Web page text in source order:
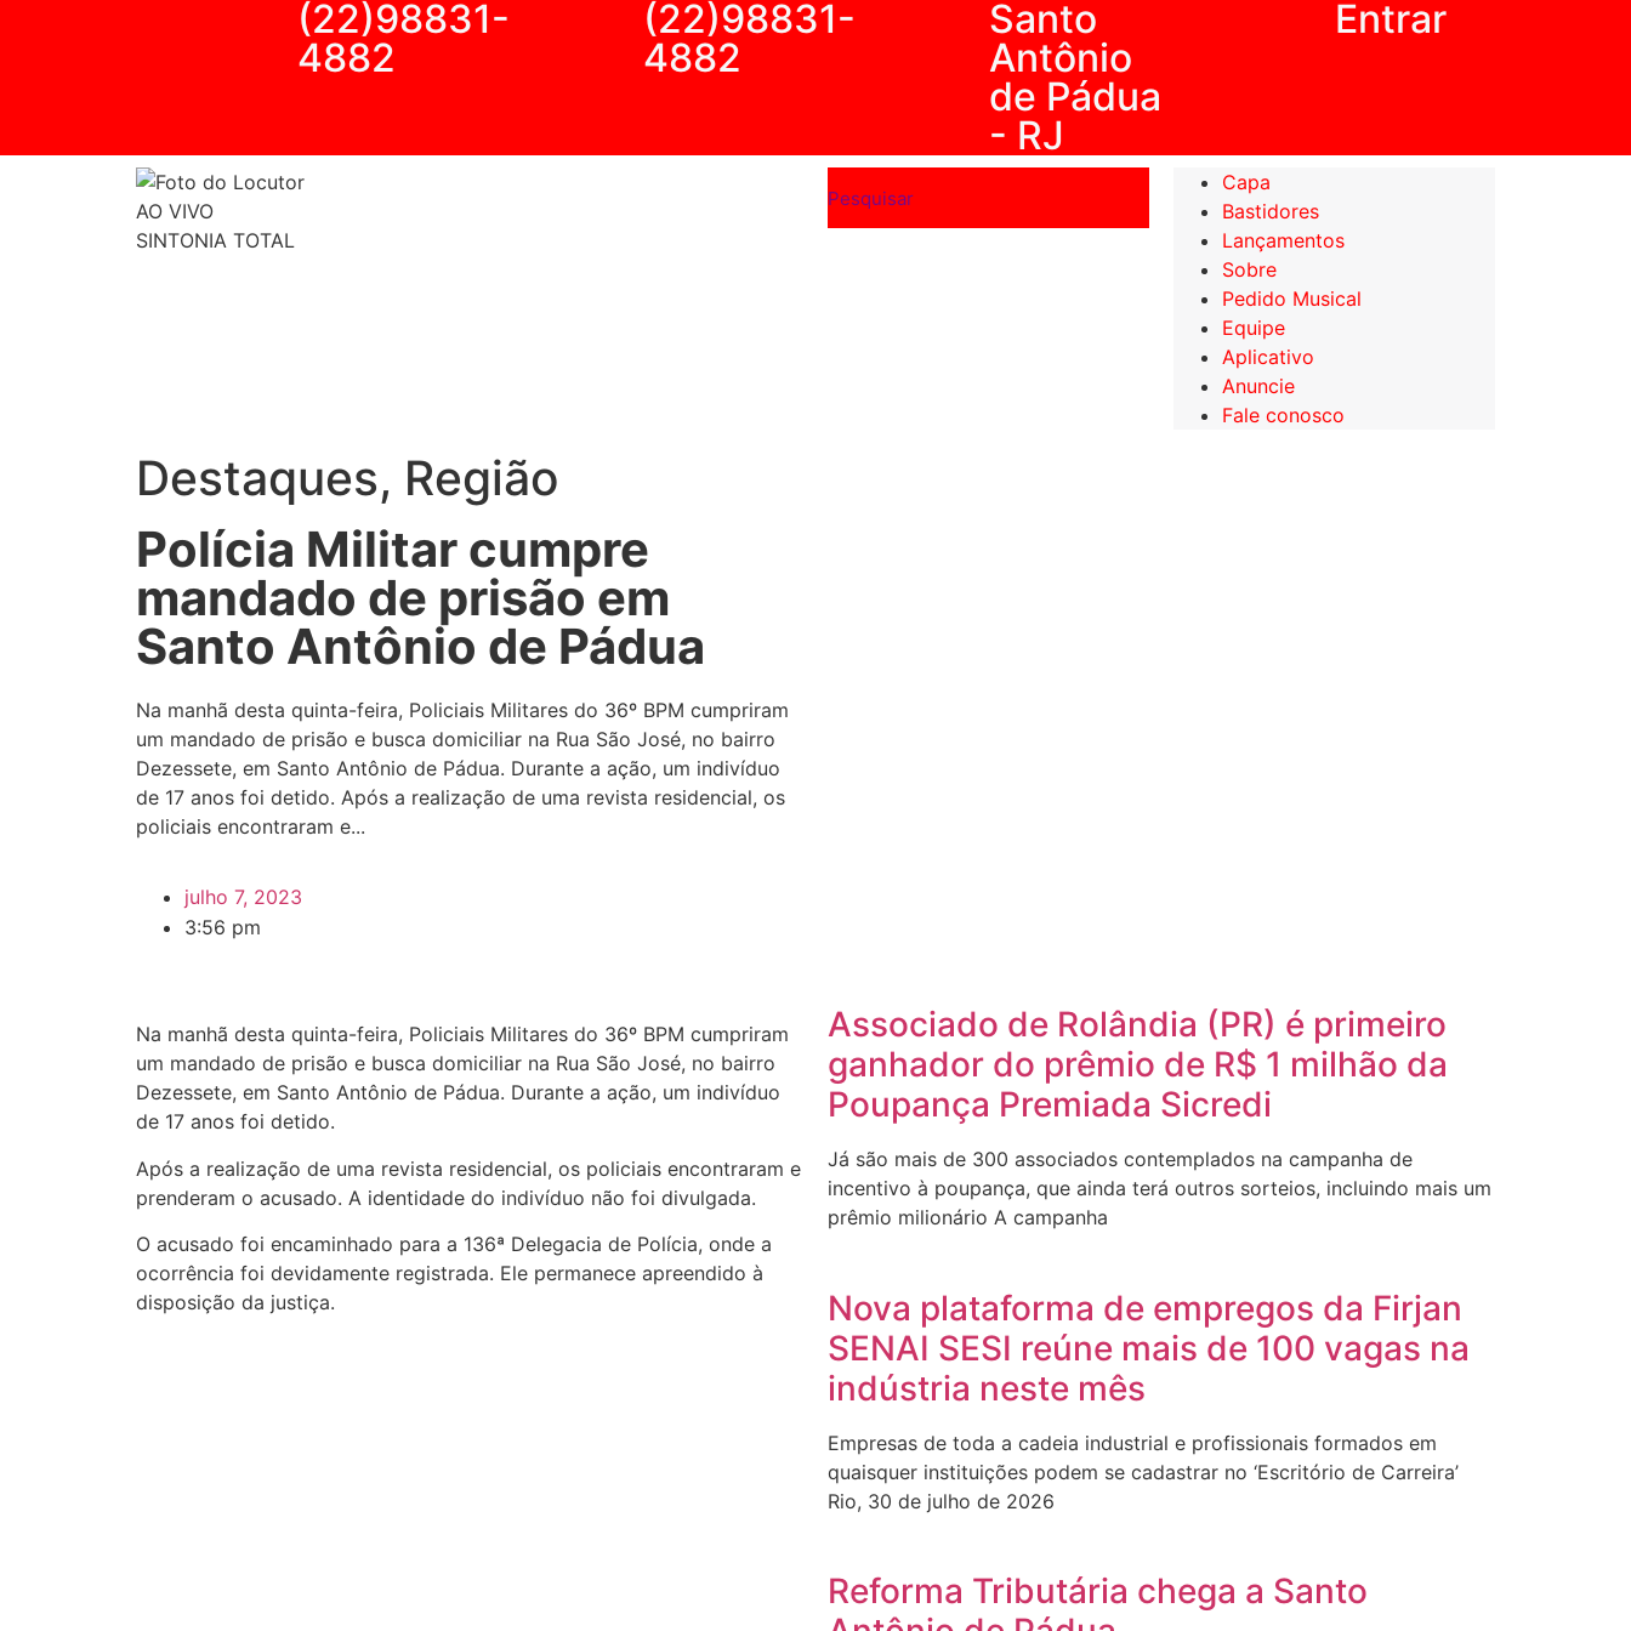
(22)98831-
4882
(22)98831-
4882
Santo
Antônio
de Pádua
- RJ
Entrar
AO VIVO
SINTONIA TOTAL
Capa
Bastidores
Lançamentos
Sobre
Pedido Musical
Equipe
Aplicativo
Anuncie
Fale conosco
Destaques, Região
Polícia Militar cumpre
mandado de prisão em
Santo Antônio de Pádua
Na manhã desta quinta-feira, Policiais Militares do 36º BPM cumpriram
um mandado de prisão e busca domiciliar na Rua São José, no bairro
Dezessete, em Santo Antônio de Pádua. Durante a ação, um indivíduo
de 17 anos foi detido. Após a realização de uma revista residencial, os
policiais encontraram e...
julho 7, 2023
3:56 pm
Na manhã desta quinta-feira, Policiais Militares do 36º BPM cumpriram
um mandado de prisão e busca domiciliar na Rua São José, no bairro
Dezessete, em Santo Antônio de Pádua. Durante a ação, um indivíduo
de 17 anos foi detido.
Após a realização de uma revista residencial, os policiais encontraram e
prenderam o acusado. A identidade do indivíduo não foi divulgada.
O acusado foi encaminhado para a 136ª Delegacia de Polícia, onde a
ocorrência foi devidamente registrada. Ele permanece apreendido à
disposição da justiça.
Associado de Rolândia (PR) é primeiro
ganhador do prêmio de R$ 1 milhão da
Poupança Premiada Sicredi
Já são mais de 300 associados contemplados na campanha de
incentivo à poupança, que ainda terá outros sorteios, incluindo mais um
prêmio milionário A campanha
Nova plataforma de empregos da Firjan
SENAI SESI reúne mais de 100 vagas na
indústria neste mês
Empresas de toda a cadeia industrial e profissionais formados em
quaisquer instituições podem se cadastrar no ‘Escritório de Carreira’
Rio, 30 de julho de 2026
Reforma Tributária chega a Santo